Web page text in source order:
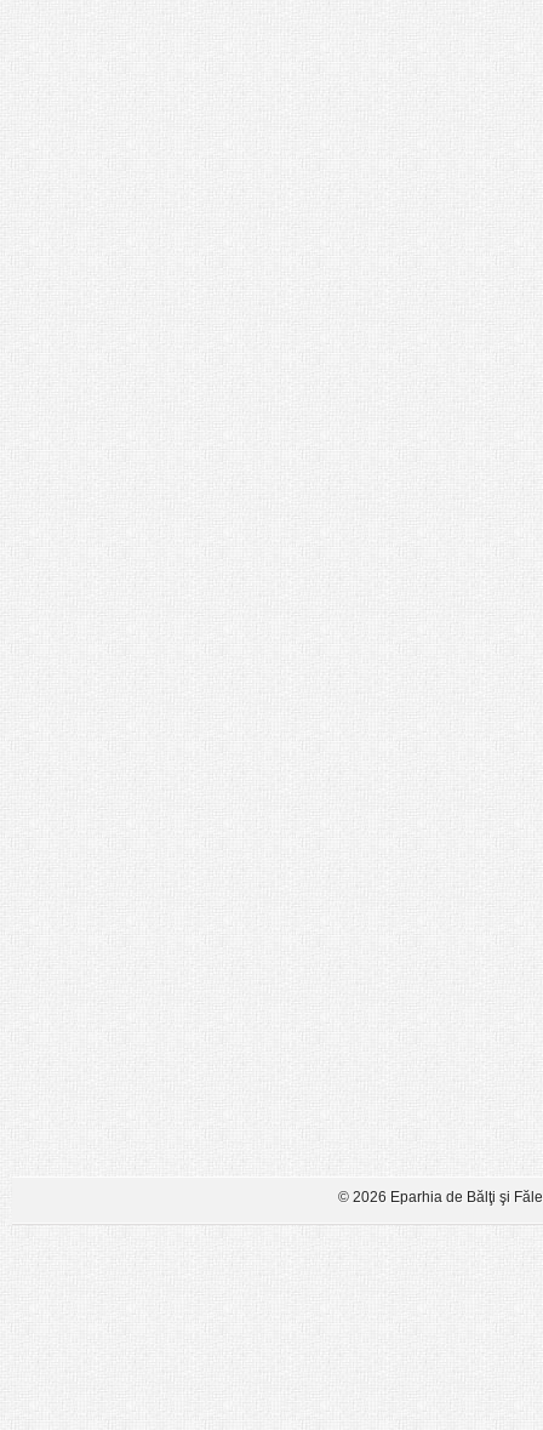
© 2026 Eparhia de Bălţi şi